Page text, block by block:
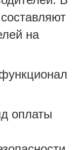
на
оплаты